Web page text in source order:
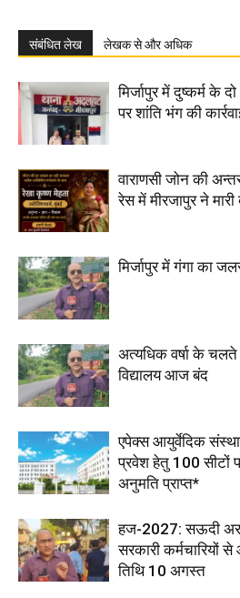
संबंधित लेख लेखक से और अधिक
मिर्जापुर में दुष्कर्म के
पर शांति भंग की
वाराणसी जोन की
रेस में मीरजापुर ने मारी
मिर्जापुर में गंगा का
अत्यधिक वर्षा के
विद्यालय आज बंद
एपेक्स आयुर्वेदिक
प्रवेश हेतु 100 सीटों
अनुमति प्राप्त*
हज-2027: सऊदी
सरकारी
तिथि 10 अगस्त